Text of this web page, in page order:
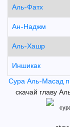
Аль-Фатх
Ан-Наджм
Аль-Хашр
Иншикак
Сура Аль-Масад
скачай главу